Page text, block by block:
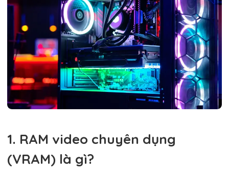
1. RAM video chuyên dụng
(VRAM) là gì?